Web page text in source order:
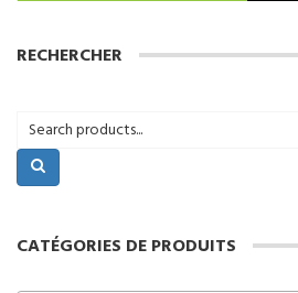
RECHERCHER
CATÉGORIES DE PRODUITS